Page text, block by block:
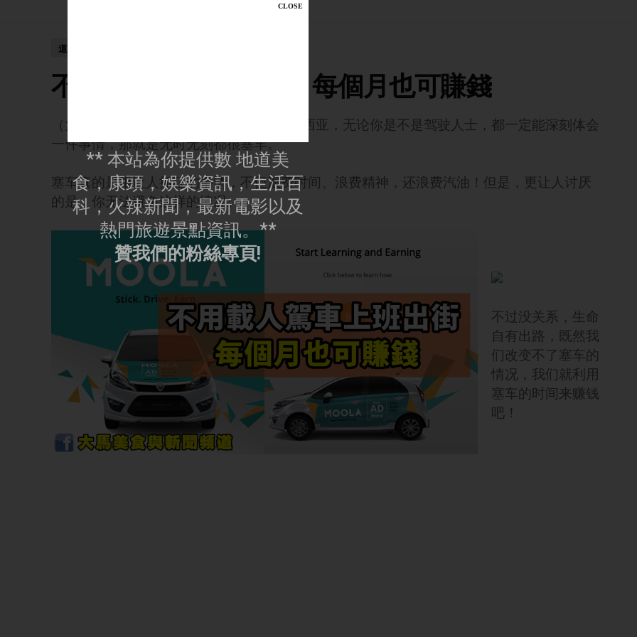
道地好康
不用載人駕車上班出街 每個月也可賺錢
（大馬美食與新聞頻道3日訊）身处在马来西亚，无论你是不是驾驶人士，都一定能深刻体会
一件事情，那就是无时无刻都很塞车。
塞车真的是很让人抓狂的事情，不但浪费时间、浪费精神，还浪费汽油！但是，更让人讨厌
的是，你无法避免这样的情况。
不过没关系，生命
自有出路，既然我
们改变不了塞车的
情况，我们就利用
塞车的时间来赚钱
吧！
** 本站為你提供數 地道美
食，康頭，娛樂資訊，生活百
科，火辣新聞，最新電影以及
熱門旅遊景點資訊。**
贊我們的粉絲專頁!